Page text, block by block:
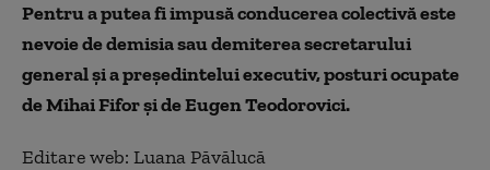
Pentru a putea fi impusă conducerea colectivă este
nevoie de demisia sau demiterea secretarului
general și a președintelui executiv, posturi ocupate
de Mihai Fifor și de Eugen Teodorovici.
Editare web: Luana Păvălucă